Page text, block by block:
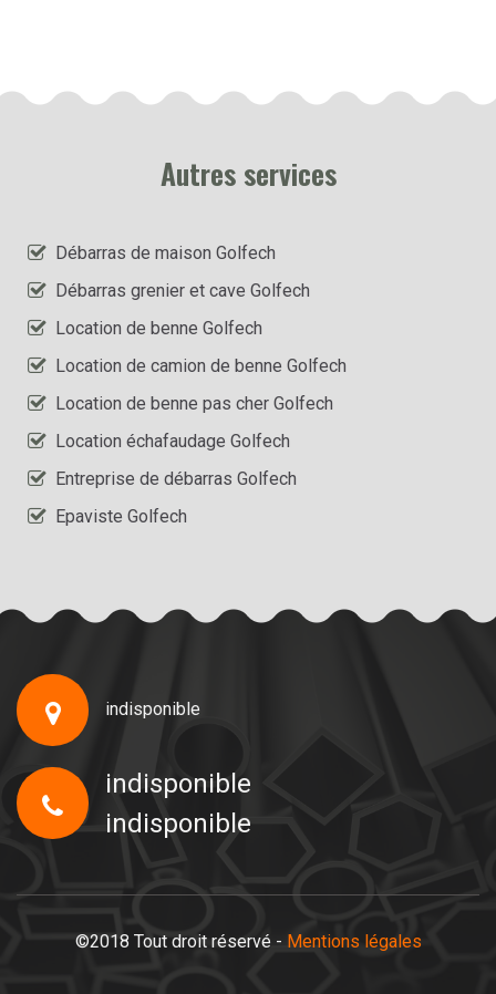
Autres services
Débarras de maison Golfech
Débarras grenier et cave Golfech
Location de benne Golfech
Location de camion de benne Golfech
Location de benne pas cher Golfech
Location échafaudage Golfech
Entreprise de débarras Golfech
Epaviste Golfech
indisponible
indisponible
indisponible
©2018 Tout droit réservé - Mentions légales